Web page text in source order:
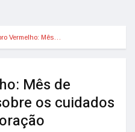
Vermelho: Mês…
Mês de
os cuidados